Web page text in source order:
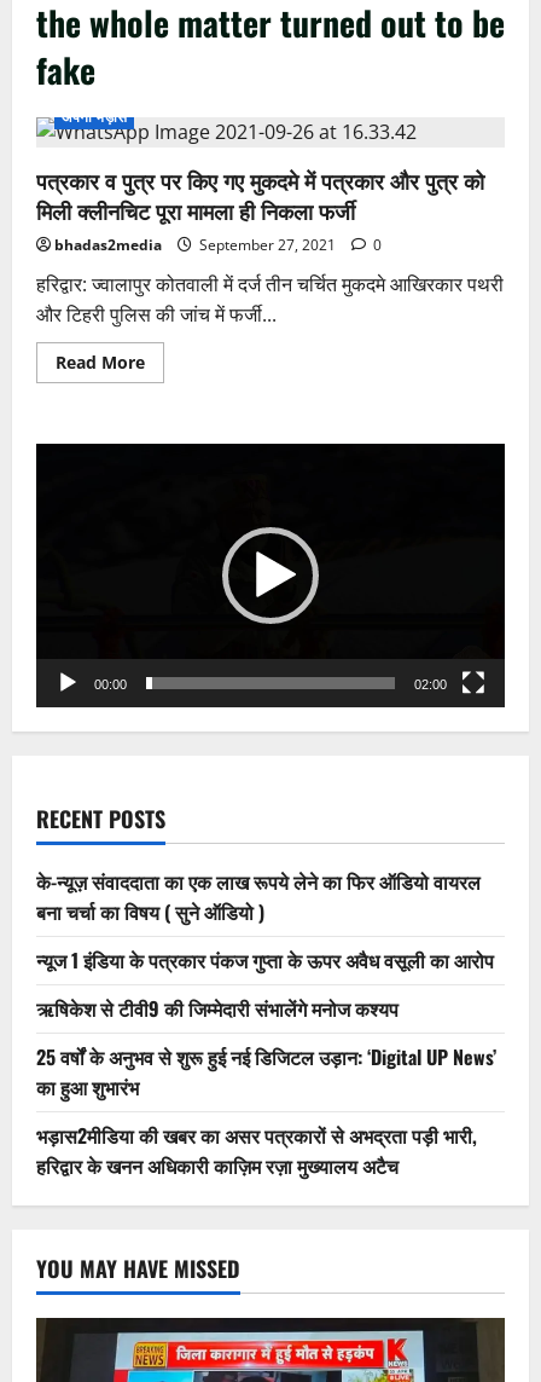
the whole matter turned out to be
fake
अपनी भड़ास
पत्रकार व पुत्र पर किए गए मुकदमे में पत्रकार और पुत्र को
मिली क्लीनचिट पूरा मामला ही निकला फर्जी
bhadas2media September 27, 2021 0
हरिद्वार: ज्वालापुर कोतवाली में दर्ज तीन चर्चित मुकदमे आखिरकार पथरी
और टिहरी पुलिस की जांच में फर्जी...
Read MoreRead
more
पुत्र
मामला
ही
00:00 02:00
RECENT POSTS
के-न्यूज़ संवाददाता का एक लाख रूपये लेने का फिर ऑडियो वायरल
बना चर्चा का विषय ( सुने ऑडियो )
न्यूज 1 इंडिया के पत्रकार पंकज गुप्ता के ऊपर अवैध वसूली का आरोप
ऋषिकेश से टीवी9 की जिम्मेदारी संभालेंगे मनोज कश्यप
25 वर्षों के अनुभव से शुरू हुई नई डिजिटल उड़ान: ‘Digital UP News’
का हुआ शुभारंभ
भड़ास2मीडिया की खबर का असर पत्रकारों से अभद्रता पड़ी भारी,
हरिद्वार के खनन अधिकारी काज़िम रज़ा मुख्यालय अटैच
YOU MAY HAVE MISSED